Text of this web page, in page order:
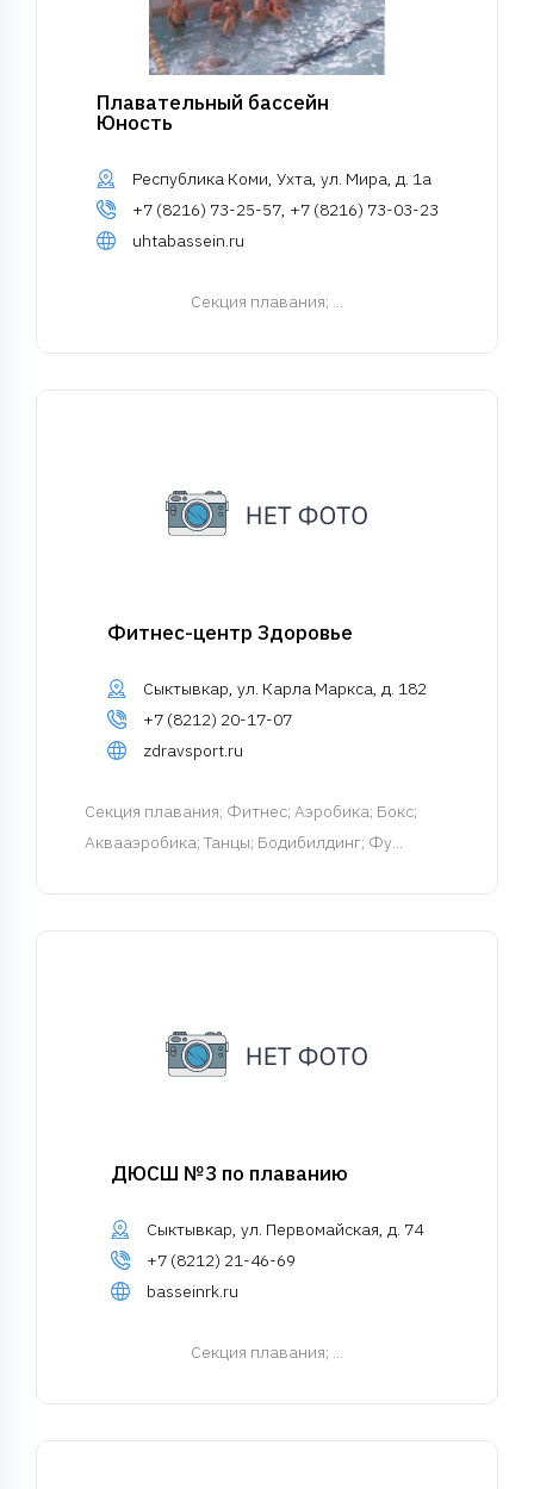
Плавательный бассейн
Юность
Республика Коми, Ухта, ул. Мира, д. 1а
+7 (8216) 73-25-57, +7 (8216) 73-03-23
uhtabassein.ru
Cекция плавания; ...
Фитнес-центр Здоровье
Сыктывкар, ул. Карла Маркса, д. 182
+7 (8212) 20-17-07
zdravsport.ru
Cекция плавания; Фитнес; Аэробика; Бокс;
Аквааэробика; Танцы; Бодибилдинг; Фу...
ДЮСШ №3 по плаванию
Сыктывкар, ул. Первомайская, д. 74
+7 (8212) 21-46-69
basseinrk.ru
Cекция плавания; ...